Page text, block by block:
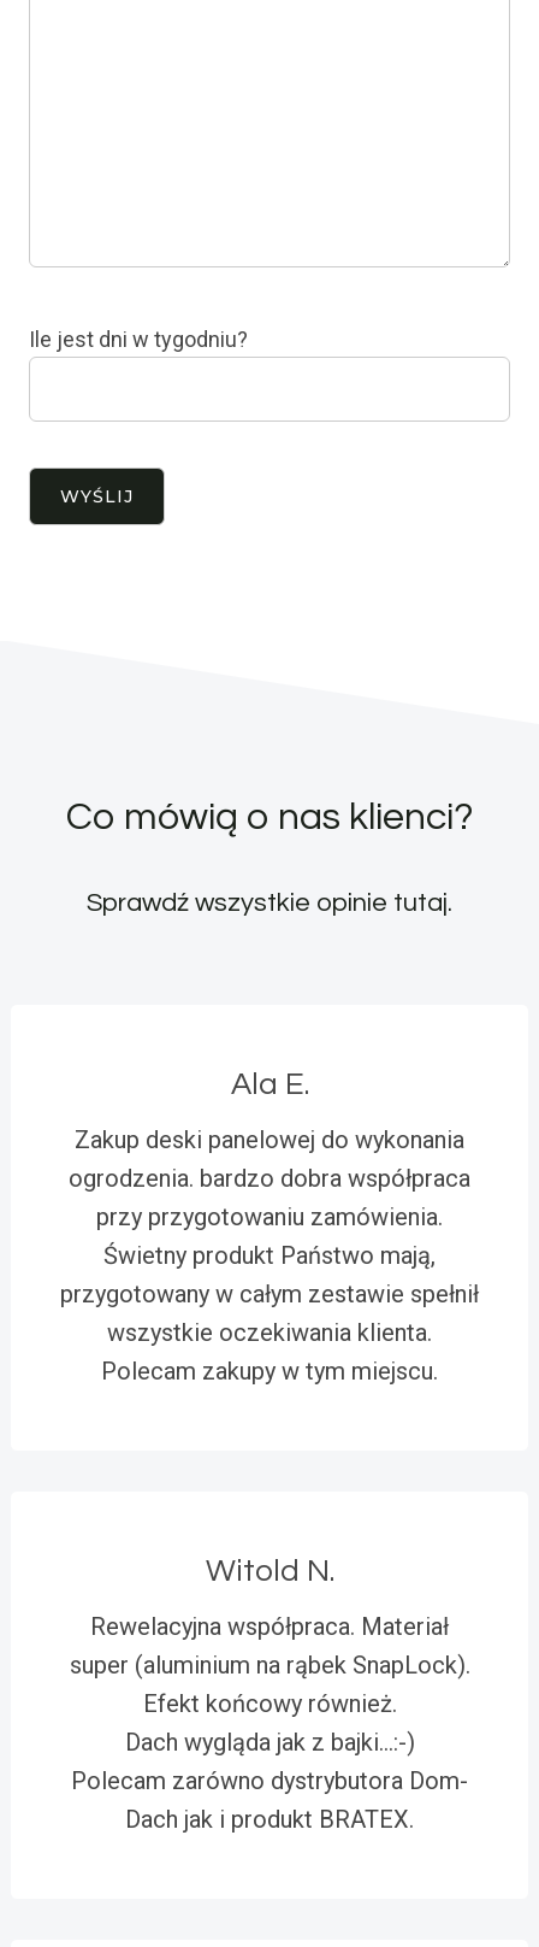
Ile jest dni w tygodniu?
Co mówią o nas klienci?
Sprawdź wszystkie opinie tutaj.
Ala E.
Zakup deski panelowej do wykonania
ogrodzenia. bardzo dobra współpraca
przy przygotowaniu zamówienia.
Świetny produkt Państwo mają,
przygotowany w całym zestawie spełnił
wszystkie oczekiwania klienta.
Polecam zakupy w tym miejscu.
Witold N.
Rewelacyjna współpraca. Materiał
super (aluminium na rąbek SnapLock).
Efekt końcowy również.
Dach wygląda jak z bajki…:-)
Polecam zarówno dystrybutora Dom-
Dach jak i produkt BRATEX.